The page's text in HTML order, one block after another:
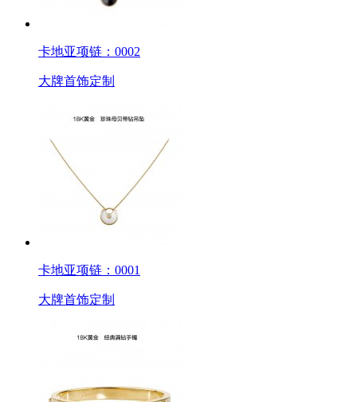
卡地亚项链：0002
大牌首饰定制
卡地亚项链：0001
大牌首饰定制